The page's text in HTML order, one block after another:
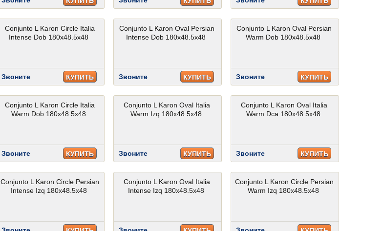
Conjunto L Karon Circle Italia
Intense Dob 180x48.5x48
Звоните КУПИТЬ
Conjunto L Karon Oval Persian
Intense Dob 180x48.5x48
Звоните КУПИТЬ
Conjunto L Karon Oval Persian
Warm Dob 180x48.5x48
Звоните КУПИТЬ
Conjunto L Karon Circle Italia
Warm Dob 180x48.5x48
Звоните КУПИТЬ
Conjunto L Karon Oval Italia
Warm Izq 180x48.5x48
Звоните КУПИТЬ
Conjunto L Karon Oval Italia
Warm Dca 180x48.5x48
Звоните КУПИТЬ
Conjunto L Karon Circle Persian
Intense Izq 180x48.5x48
Conjunto L Karon Oval Italia
Intense Izq 180x48.5x48
Conjunto L Karon Circle Persian
Warm Izq 180x48.5x48